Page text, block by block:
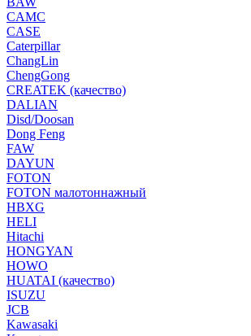
CAMC
CASE
Caterpillar
ChangLin
ChengGong
CREATEK (качество)
DALIAN
Disd/Doosan
Dong Feng
FAW
DAYUN
FOTON
FOTON малотоннажный
HBXG
HELI
Hitachi
HONGYAN
HOWO
HUATAI (качество)
ISUZU
JCB
Kawasaki